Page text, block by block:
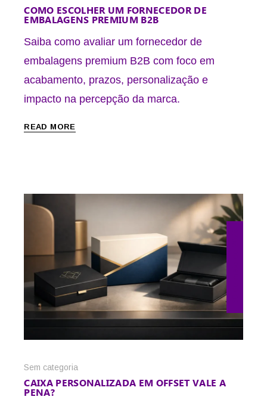
COMO ESCOLHER UM FORNECEDOR DE
EMBALAGENS PREMIUM B2B
Saiba como avaliar um fornecedor de
embalagens premium B2B com foco em
acabamento, prazos, personalização e
impacto na percepção da marca.
READ MORE
Sem categoria
CAIXA PERSONALIZADA EM OFFSET VALE A
PENA?